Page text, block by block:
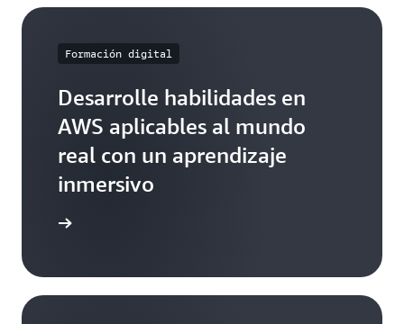
Formación digital
Desarrolle habilidades en
AWS aplicables al mundo
real con un aprendizaje
inmersivo